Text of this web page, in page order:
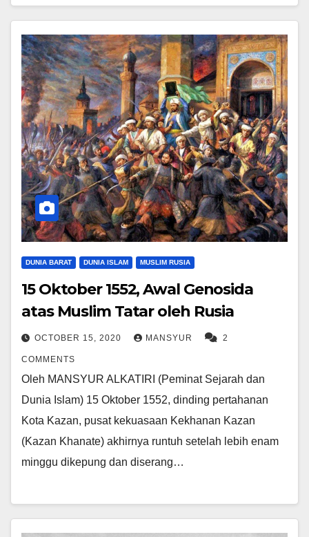
DUNIA BARAT DUNIA ISLAM MUSLIM RUSIA
15 Oktober 1552, Awal Genosida
atas Muslim Tatar oleh Rusia
OCTOBER 15, 2020 MANSYUR 2
COMMENTS
Oleh MANSYUR ALKATIRI (Peminat Sejarah dan
Dunia Islam) 15 Oktober 1552, dinding pertahanan
Kota Kazan, pusat kekuasaan Kekhanan Kazan
(Kazan Khanate) akhirnya runtuh setelah lebih enam
minggu dikepung dan diserang…